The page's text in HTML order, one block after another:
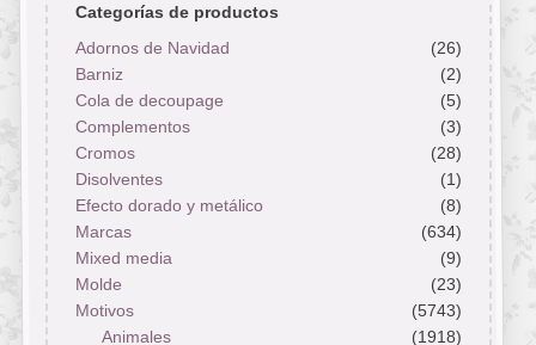
Categorías de productos
Adornos de Navidad
(26)
Barniz
(2)
Cola de decoupage
(5)
Complementos
(3)
Cromos
(28)
Disolventes
(1)
Efecto dorado y metálico
(8)
Marcas
(634)
Mixed media
(9)
Molde
(23)
Motivos
(5743)
Animales
(1918)